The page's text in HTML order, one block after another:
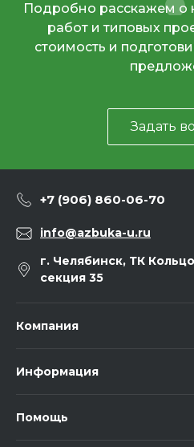
Подробно расскажем о
работ и типовых
стоимость и
Задать
+7 (906) 860-06-70
info@azbuka-u.ru
г. Челябинск, ТК
секция 35
Компания
Информация
Помощь